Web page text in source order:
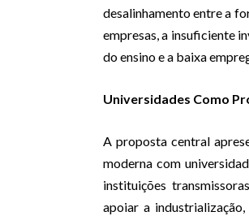
desalinhamento entre a
empresas, a insuficiente
do ensino e a baixa
Universidades Como
A proposta central
moderna com
instituições
apoiar a